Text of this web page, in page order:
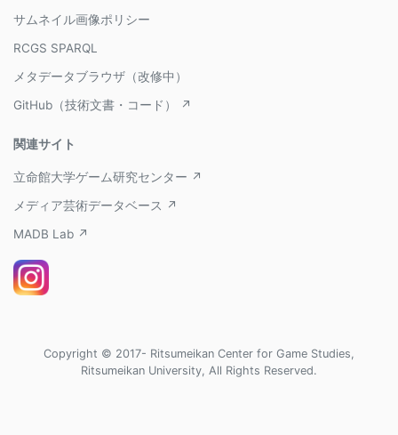
サムネイル画像ポリシー
RCGS SPARQL
メタデータブラウザ（改修中）
GitHub（技術文書・コード） ↗
関連サイト
立命館大学ゲーム研究センター ↗
メディア芸術データベース ↗
MADB Lab ↗
Copyright © 2017- Ritsumeikan Center for Game Studies,
Ritsumeikan University, All Rights Reserved.